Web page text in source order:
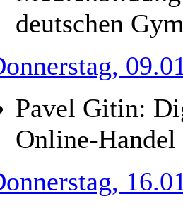
deutschen
Pavel Gitin:
Online-Handel